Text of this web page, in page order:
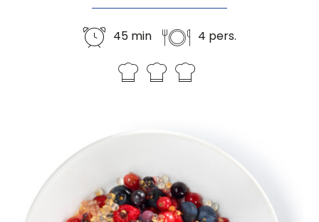
45 min 4 pers.